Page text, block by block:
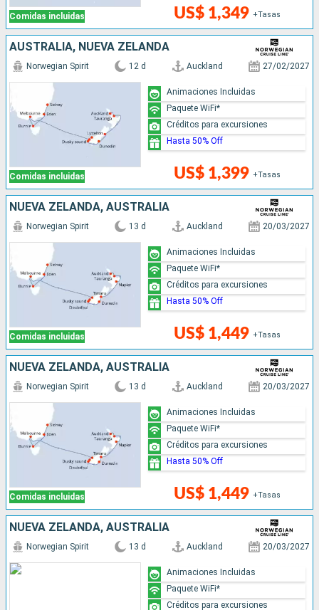
Comidas incluidas US$ 1,349 +Tasas
AUSTRALIA, NUEVA ZELANDA
Comidas incluidas
Norwegian Spirit 12 d Auckland 27/02/2027
US$ 1,399 +Tasas
Animaciones Incluidas
Paquete WiFi*
Créditos para excursiones
Hasta 50% Off
NUEVA ZELANDA, AUSTRALIA
Comidas incluidas
Norwegian Spirit 13 d Auckland 20/03/2027
US$ 1,449 +Tasas
Animaciones Incluidas
Paquete WiFi*
Créditos para excursiones
Hasta 50% Off
NUEVA ZELANDA, AUSTRALIA
Comidas incluidas
Norwegian Spirit 13 d Auckland 20/03/2027
US$ 1,449 +Tasas
Animaciones Incluidas
Paquete WiFi*
Créditos para excursiones
Hasta 50% Off
NUEVA ZELANDA, AUSTRALIA
Norwegian Spirit 13 d Auckland 20/03/2027
Animaciones Incluidas
Paquete WiFi*
Créditos para excursiones